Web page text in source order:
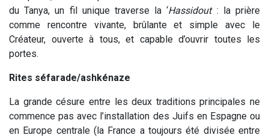
du Tanya, un fil unique traverse la ‘Hassidout : la prière
comme rencontre vivante, brûlante et simple avec le
Créateur, ouverte à tous, et capable d’ouvrir toutes les
portes.
Rites séfarade/ashkénaze
La grande césure entre les deux traditions principales ne
commence pas avec l’installation des Juifs en Espagne ou
en Europe centrale (la France a toujours été divisée entre